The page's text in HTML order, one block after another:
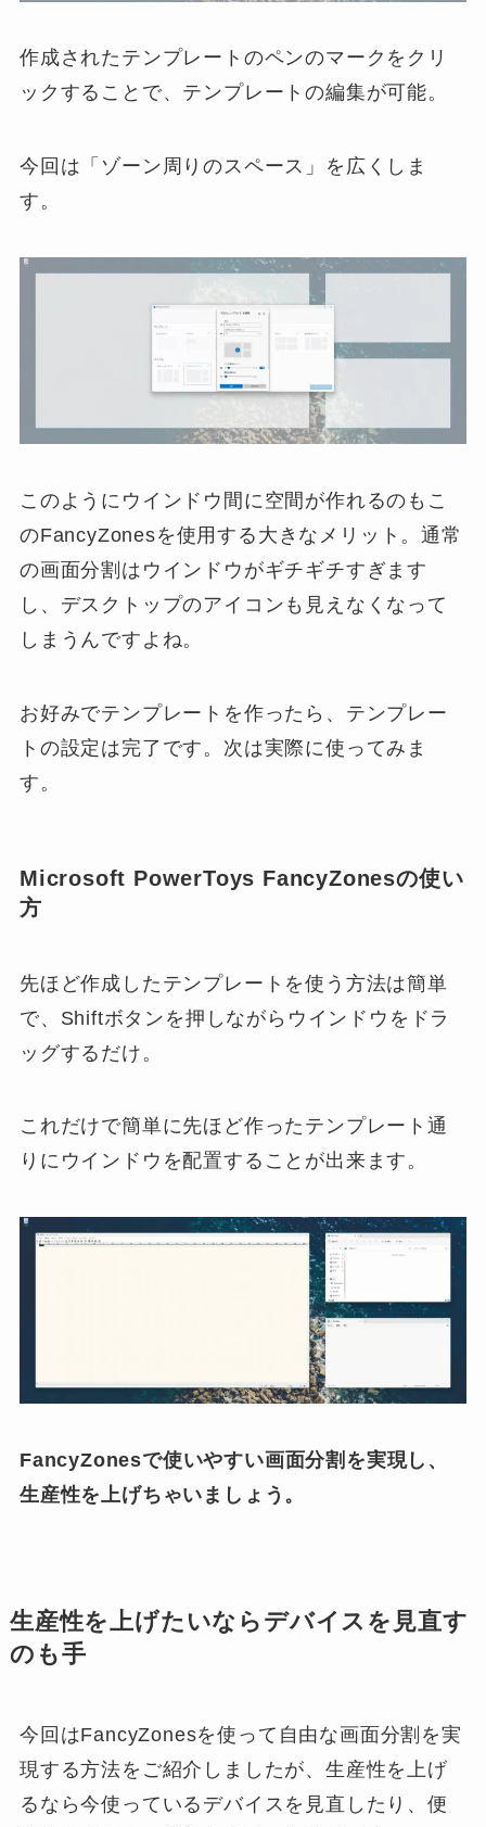
作成されたテンプレートのペンのマークをクリ
ックすることで、テンプレートの編集が可能。
今回は「ゾーン周りのスペース」を広くしま
す。
このようにウインドウ間に空間が作れるのもこ
のFancyZonesを使用する大きなメリット。通常
の画面分割はウインドウがギチギチすぎます
し、デスクトップのアイコンも見えなくなって
しまうんですよね。
お好みでテンプレートを作ったら、テンプレー
トの設定は完了です。次は実際に使ってみま
す。
Microsoft PowerToys FancyZonesの使い
方
先ほど作成したテンプレートを使う方法は簡単
で、Shiftボタンを押しながらウインドウをドラ
ッグするだけ。
これだけで簡単に先ほど作ったテンプレート通
りにウインドウを配置することが出来ます。
FancyZonesで使いやすい画面分割を実現し、
生産性を上げちゃいましょう。
生産性を上げたいならデバイスを見直す
のも手
今回はFancyZonesを使って自由な画面分割を実
現する方法をご紹介しましたが、生産性を上げ
るなら今使っているデバイスを見直したり、便